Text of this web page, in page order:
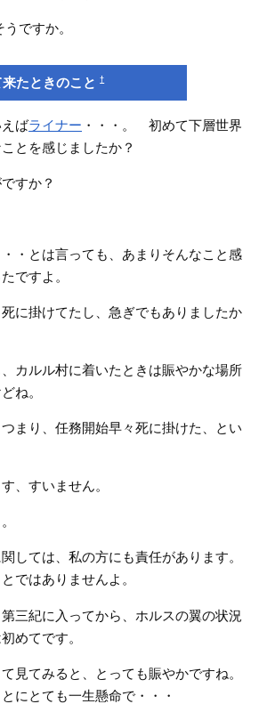
ですか。
来たときのこと†
えばライナー ・・・。 初めて下層世界
とを感じましたか？
すか？
・・とは言っても、あまりそんなこと感
ですよ。
死に掛けてたし、急ぎでもありましたか
、カルル村に着いたときは賑やかな場所
ね。
つまり、任務開始早々死に掛けた、とい
、すいません。
関しては、私の方にも責任があります。
ではありませんよ。
第三紀に入ってから、ホルスの翼の状況
めてです。
て見てみると、とっても賑やかですね。
にとても一生懸命で・・・